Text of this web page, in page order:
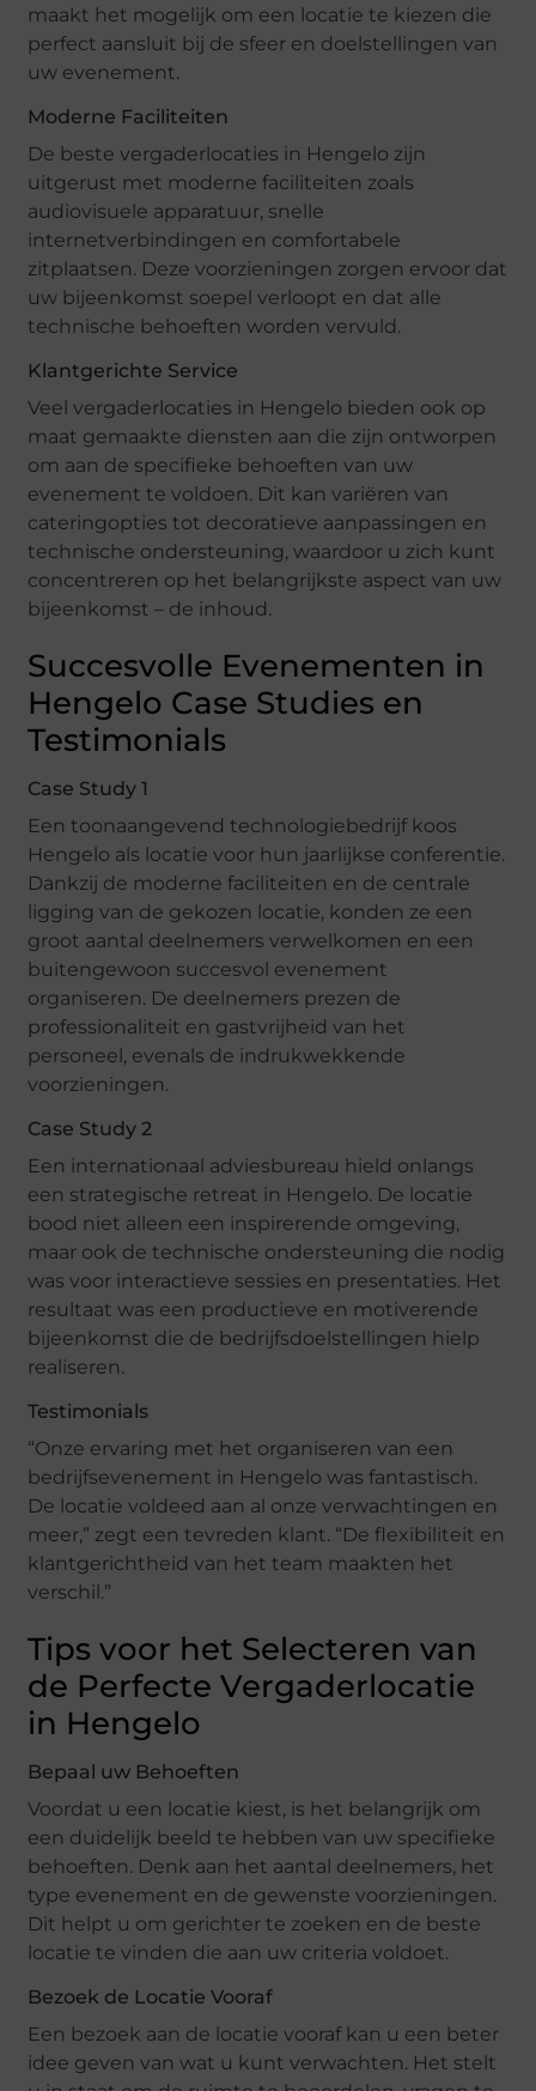
maakt het mogelijk om een locatie te kiezen die
perfect aansluit bij de sfeer en doelstellingen van
uw evenement.
Moderne Faciliteiten
De beste vergaderlocaties in Hengelo zijn
uitgerust met moderne faciliteiten zoals
audiovisuele apparatuur, snelle
internetverbindingen en comfortabele
zitplaatsen. Deze voorzieningen zorgen ervoor dat
uw bijeenkomst soepel verloopt en dat alle
technische behoeften worden vervuld.
Klantgerichte Service
Veel vergaderlocaties in Hengelo bieden ook op
maat gemaakte diensten aan die zijn ontworpen
om aan de specifieke behoeften van uw
evenement te voldoen. Dit kan variëren van
cateringopties tot decoratieve aanpassingen en
technische ondersteuning, waardoor u zich kunt
concentreren op het belangrijkste aspect van uw
bijeenkomst – de inhoud.
Succesvolle Evenementen in
Hengelo Case Studies en
Testimonials
Case Study 1
Een toonaangevend technologiebedrijf koos
Hengelo als locatie voor hun jaarlijkse conferentie.
Dankzij de moderne faciliteiten en de centrale
ligging van de gekozen locatie, konden ze een
groot aantal deelnemers verwelkomen en een
buitengewoon succesvol evenement
organiseren. De deelnemers prezen de
professionaliteit en gastvrijheid van het
personeel, evenals de indrukwekkende
voorzieningen.
Case Study 2
Een internationaal adviesbureau hield onlangs
een strategische retreat in Hengelo. De locatie
bood niet alleen een inspirerende omgeving,
maar ook de technische ondersteuning die nodig
was voor interactieve sessies en presentaties. Het
resultaat was een productieve en motiverende
bijeenkomst die de bedrijfsdoelstellingen hielp
realiseren.
Testimonials
“Onze ervaring met het organiseren van een
bedrijfsevenement in Hengelo was fantastisch.
De locatie voldeed aan al onze verwachtingen en
meer,” zegt een tevreden klant. “De flexibiliteit en
klantgerichtheid van het team maakten het
verschil.”
Tips voor het Selecteren van
de Perfecte Vergaderlocatie
in Hengelo
Bepaal uw Behoeften
Voordat u een locatie kiest, is het belangrijk om
een duidelijk beeld te hebben van uw specifieke
behoeften. Denk aan het aantal deelnemers, het
type evenement en de gewenste voorzieningen.
Dit helpt u om gerichter te zoeken en de beste
locatie te vinden die aan uw criteria voldoet.
Bezoek de Locatie Vooraf
Een bezoek aan de locatie vooraf kan u een beter
idee geven van wat u kunt verwachten. Het stelt